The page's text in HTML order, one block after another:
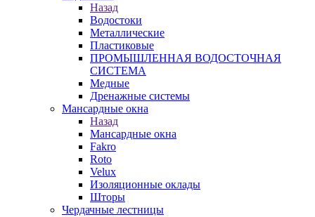
Назад
Водостоки
Металлические
Пластиковые
ПРОМЫШЛЕННАЯ ВОДОСТОЧНАЯ
СИСТЕМА
Медные
Дренажные системы
Мансардные окна
Назад
Мансардные окна
Fakro
Roto
Velux
Изоляционные оклады
Шторы
Чердачные лестницы